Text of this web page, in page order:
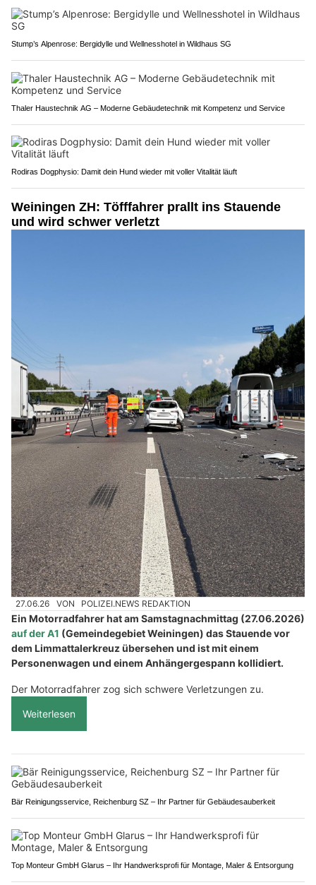
Stump’s Alpenrose: Bergidylle und Wellnesshotel in Wildhaus SG
Thaler Haustechnik AG – Moderne Gebäudetechnik mit Kompetenz und Service
Rodiras Dogphysio: Damit dein Hund wieder mit voller Vitalität läuft
Weiningen ZH: Töfffahrer prallt ins Stauende
und wird schwer verletzt
27.06.26 VON POLIZEI.NEWS REDAKTION
Ein Motorradfahrer hat am Samstagnachmittag (27.06.2026)
auf der A1 (Gemeindegebiet Weiningen) das Stauende vor
dem Limmattalerkreuz übersehen und ist mit einem
Personenwagen und einem Anhängergespann kollidiert.
Der Motorradfahrer zog sich schwere Verletzungen zu.
Weiterlesen
Bär Reinigungsservice, Reichenburg SZ – Ihr Partner für Gebäudesauberkeit
Top Monteur GmbH Glarus – Ihr Handwerksprofi für Montage, Maler & Entsorgung